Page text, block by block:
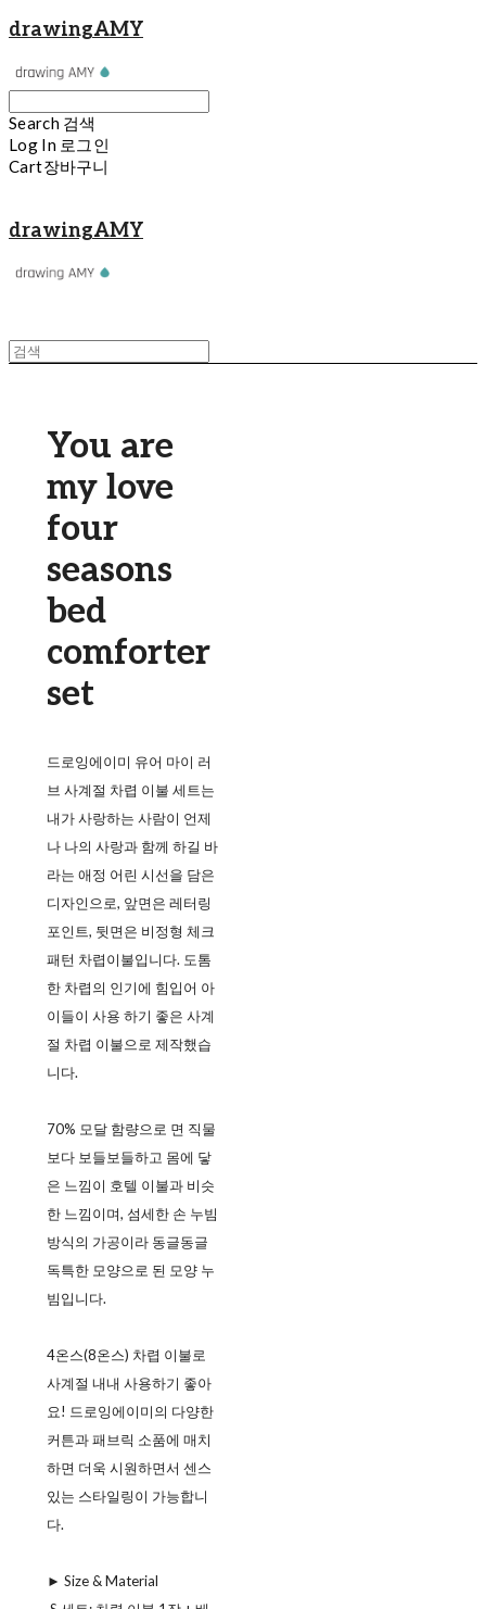
drawingAMY
Search 검색
Log In 로그인
Cart장바구니
drawingAMY
You are
my love
four
seasons
bed
comforter
set
드로잉에이미 유어 마이 러
브 사계절 차렵 이불 세트는
내가 사랑하는 사람이 언제
나 나의 사랑과 함께 하길 바
라는 애정 어린 시선을 담은
디자인으로, 앞면은 레터링
포인트, 뒷면은 비정형 체크
패턴 차렵이불입니다. 도톰
한 차렵의 인기에 힘입어 아
이들이 사용 하기 좋은 사계
절 차렵 이불으로 제작했습
니다.
70% 모달 함량으로 면 직물
보다 보들보들하고 몸에 닿
은 느낌이 호텔 이불과 비슷
한 느낌이며, 섬세한 손 누빔
방식의 가공이라 동글동글
독특한 모양으로 된 모양 누
빔입니다.
4온스(8온스) 차렵 이불로
사계절 내내 사용하기 좋아
요! 드로잉에이미의 다양한
커튼과 패브릭 소품에 매치
하면 더욱 시원하면서 센스
있는 스타일링이 가능합니
다.
► Size & Material